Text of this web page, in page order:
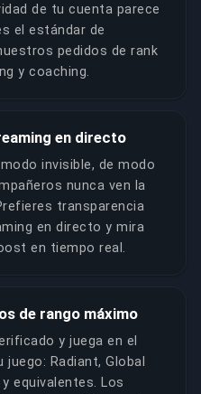
de tu cuenta parece
el estándar de
pedidos de rank
y coaching.
en directo
invisible, de modo
nunca ven la
transparencia
en directo y mira
en tiempo real.
de rango máximo
y juega en el
Radiant, Global
y equivalentes. Los